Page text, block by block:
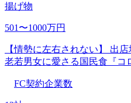
揚げ物
501〜1000万円
【情勢に左右されない】 出
老若男女に愛さる国民食『コ
FC契約企業数